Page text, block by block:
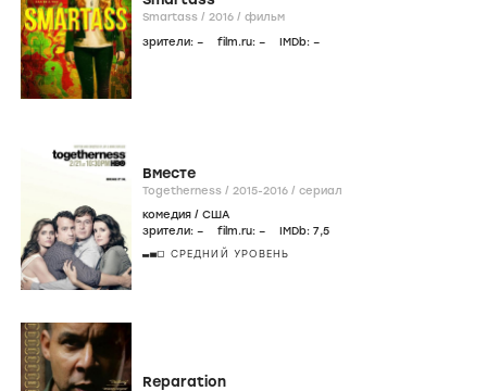
Smartass / 2016 / фильм
зрители: – film.ru: – IMDb: –
Вместе
Togetherness / 2015-2016 / сериал
комедия / США
зрители: – film.ru: – IMDb: 7,5
СРЕДНИЙ УРОВЕНЬ
Reparation